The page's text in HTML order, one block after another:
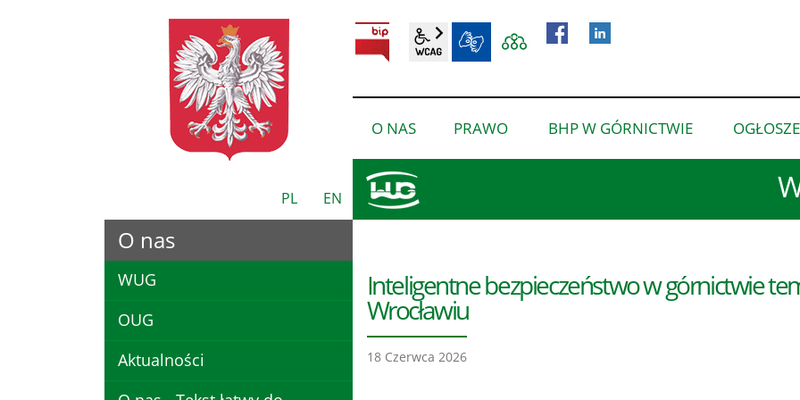
PL EN
BIP wcag2.1
O NAS
pokaż
podmenu
PRAWO
pokaż
podmenu
BHP W GÓRNICTWIE
pokaż
podmenu
Inteligentne bezpieczeństwo w górnictwie
Wrocławiu
18 Czerwca 2026
O nas
WUG
OUG
Aktualności